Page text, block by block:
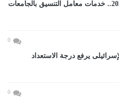
تنسيق المرحلة الأولى 2026.. خدمات معامل التنسيق بالجامعات
0
يرفع درجة الاستعداد
0